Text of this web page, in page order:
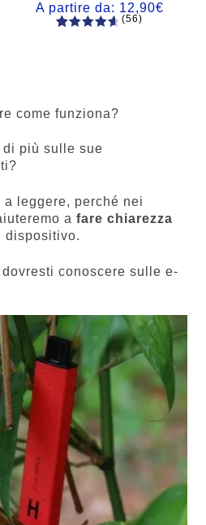
A partire da: 12,90€
recension
(56)
come funziona?
più sulle sue
leggere, perché nei
a fare chiarezza
dispositivo.
conoscere sulle e-